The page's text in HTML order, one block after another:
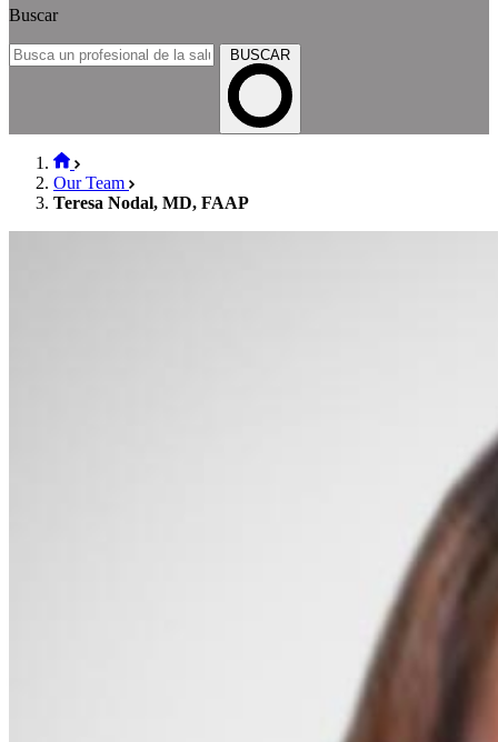
Buscar
BUSCAR
Our Team
Teresa Nodal, MD, FAAP